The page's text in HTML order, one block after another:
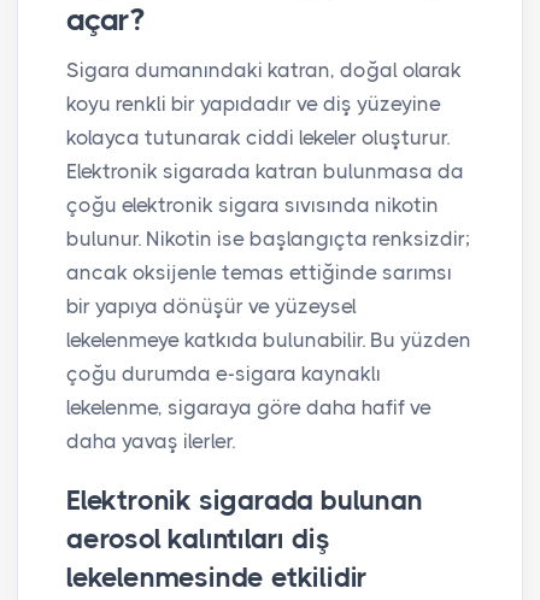
açar?
Sigara dumanındaki katran, doğal olarak
koyu renkli bir yapıdadır ve diş yüzeyine
kolayca tutunarak ciddi lekeler oluşturur.
Elektronik sigarada katran bulunmasa da
çoğu elektronik sigara sıvısında nikotin
bulunur. Nikotin ise başlangıçta renksizdir;
ancak oksijenle temas ettiğinde sarımsı
bir yapıya dönüşür ve yüzeysel
lekelenmeye katkıda bulunabilir. Bu yüzden
çoğu durumda e-sigara kaynaklı
lekelenme, sigaraya göre daha hafif ve
daha yavaş ilerler.
Elektronik sigarada bulunan
aerosol kalıntıları diş
lekelenmesinde etkilidir